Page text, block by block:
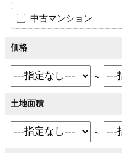
中古マンション
価格
～
土地面積
～